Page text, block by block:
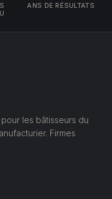
ANS DE RÉSULTATS
les bâtisseurs du
Firmes